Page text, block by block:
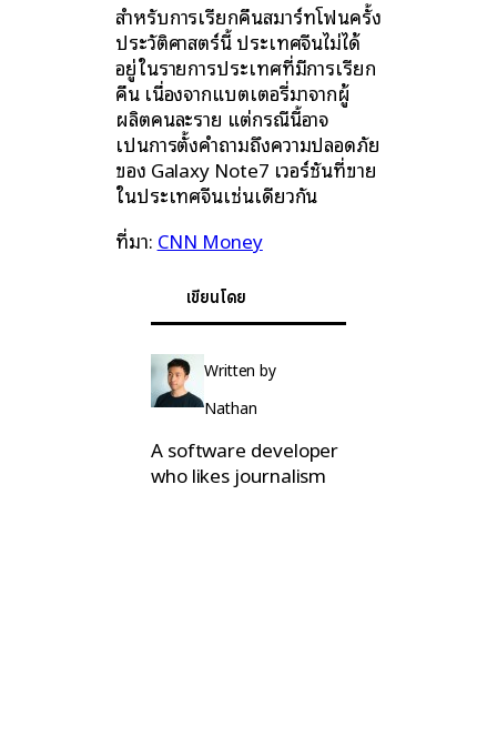
สำหรับการเรียกคืนสมาร์ทโฟนครั้ง
ประวัติศาสตร์นี้ ประเทศจีนไม่ได้
อยู่ในรายการประเทศที่มีการเรียก
คืน เนื่องจากแบตเตอรี่มาจากผู้
ผลิตคนละราย แต่กรณีนี้อาจ
เป็นการตั้งคำถามถึงความปลอดภัย
ของ Galaxy Note7 เวอร์ชันที่ขาย
ในประเทศจีนเช่นเดียวกัน
ที่มา: CNN Money
เขียนโดย
Written by
Nathan
A software developer
who likes journalism